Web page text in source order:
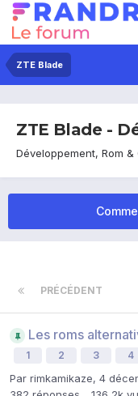
ZTE Blade
ZTE Blade -
Développement, Rom
PRÉCÉDENT
Les roms
1 2 3 4
Par rimkamikaze, 4